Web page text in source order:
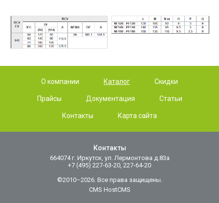
О компании Каталог Скидки
Прайсы Документация Статьи
Контакты Карта сайта
Контакты
664074 г. Иркутск, ул. Лермонтова д.83а
+7 (495) 227-63-20, 227-64-20
©2010–2026. Все права защищены.
CMS HostCMS